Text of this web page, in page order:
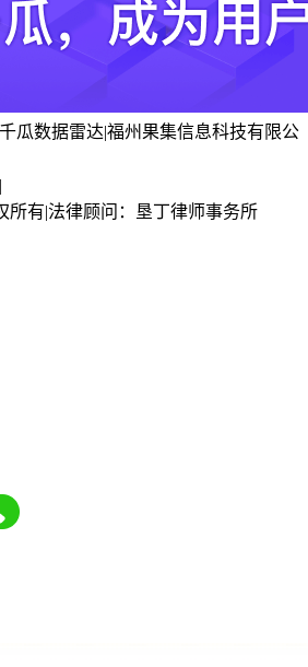
瓜数据雷达|福州果集信息科技有限公
|
所有|法律顾问：垦丁律师事务所